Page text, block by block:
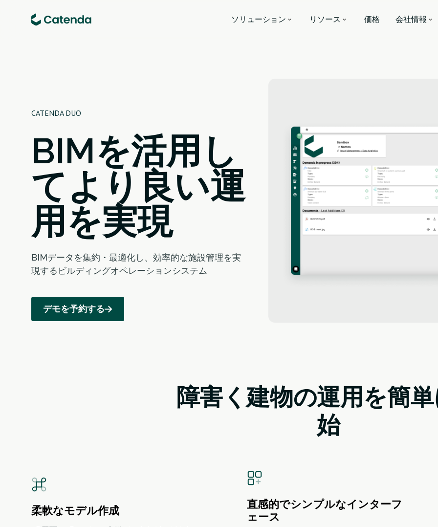
ソリューション リソース 価格 会社情報
CATENDA DUO
BIMを活用し
てより良い運
用を実現
BIMデータを集約・最適化し、効率的な施設管理を実
現するビルディングオペレーションシステム
デモを予約する
障害く建物の運用を簡
始
柔軟なモデル作成
直感的でシンプルなインターフ
ェース